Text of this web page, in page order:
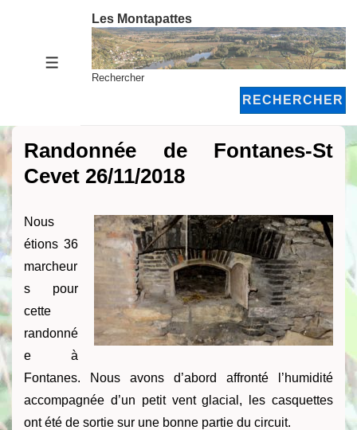
MENU
Les Montapattes
Rechercher
RECHERCHER
Randonnée de Fontanes-St
Cevet 26/11/2018
Nous
étions 36
marcheur
s pour
cette
randonné
e à
Fontanes. Nous avons d’abord affronté l’humidité
accompagnée d’un petit vent glacial, les casquettes
ont été de sortie sur une bonne partie du circuit.